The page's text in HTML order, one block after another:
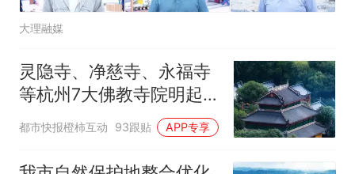
大理融媒
灵隐寺、净慈寺、永福寺
等杭州7大佛教寺院明起
临时关闭，别跑空了
都市快报橙柿互动 93跟贴 APP专享